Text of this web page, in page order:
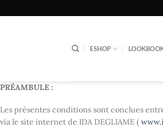
au
ESHOP
PRÉAMBULE :
Les présentes conditions sont conclues
via le site internet de IDA DEGLIAME (